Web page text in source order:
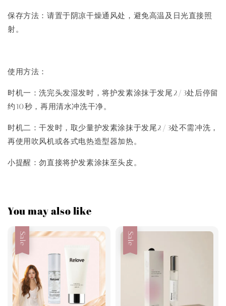
保存方法：请置于阴凉干燥通风处，避免高温及日光直接照
射。
使用方法：
时机一：洗完头发湿发时，将护发素涂抹于发尾2/3处后停留
约10秒，再用清水冲洗干净。
时机二：干发时，取少量护发素涂抹于发尾2/3处不需冲洗，
再使用吹风机或各式电热造型器加热。
小提醒：勿直接将护发素涂抹至头皮。
You may also like
Sale Sale